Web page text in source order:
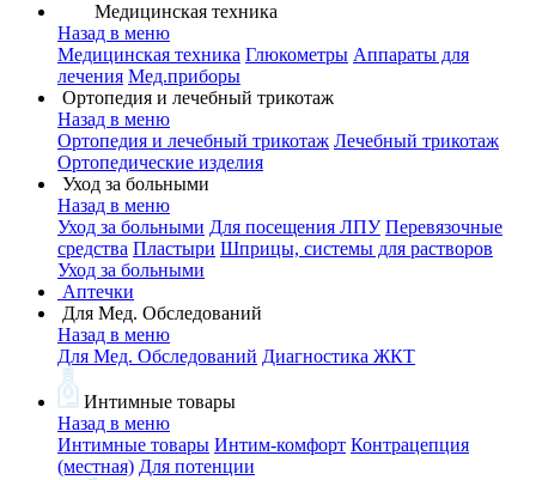
Медицинская техника
Назад в меню
Медицинская техника Глюкометры Аппараты для
лечения Мед.приборы
Ортопедия и лечебный трикотаж
Назад в меню
Ортопедия и лечебный трикотаж Лечебный трикотаж
Ортопедические изделия
Уход за больными
Назад в меню
Уход за больными Для посещения ЛПУ Перевязочные
средства Пластыри Шприцы, системы для растворов
Уход за больными
Аптечки
Для Мед. Обследований
Назад в меню
Для Мед. Обследований Диагностика ЖКТ
Интимные товары
Назад в меню
Интимные товары Интим-комфорт Контрацепция
(местная) Для потенции